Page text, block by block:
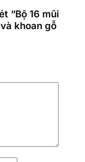
“Bộ 16 mũi
khoan gỗ